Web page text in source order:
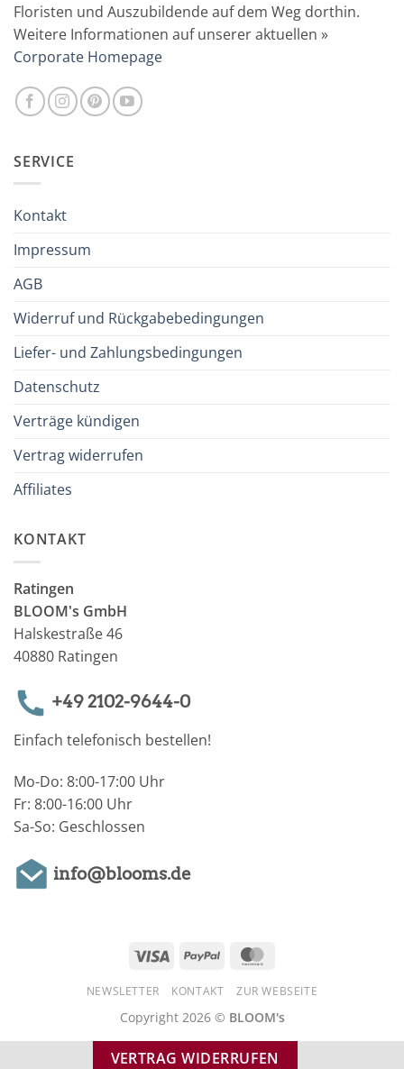
Floristen und Auszubildende auf dem Weg dorthin.
Weitere Informationen auf unserer aktuellen »
Corporate Homepage
SERVICE
Kontakt
Impressum
AGB
Widerruf und Rückgabebedingungen
Liefer- und Zahlungsbedingungen
Datenschutz
Verträge kündigen
Vertrag widerrufen
Affiliates
KONTAKT
Ratingen
BLOOM's GmbH
Halskestraße 46
40880 Ratingen
+49 2102-9644-0
Einfach telefonisch bestellen!
Mo-Do: 8:00-17:00 Uhr
Fr: 8:00-16:00 Uhr
Sa-So: Geschlossen
info@blooms.de
Visa PayPal
NEWSLETTER KONTAKT ZUR WEBSEITE
Copyright 2026 © BLOOM's
VERTRAG WIDERRUFEN